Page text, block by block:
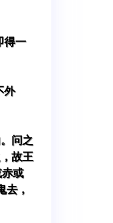
得一
外
问之
故王
或
去，